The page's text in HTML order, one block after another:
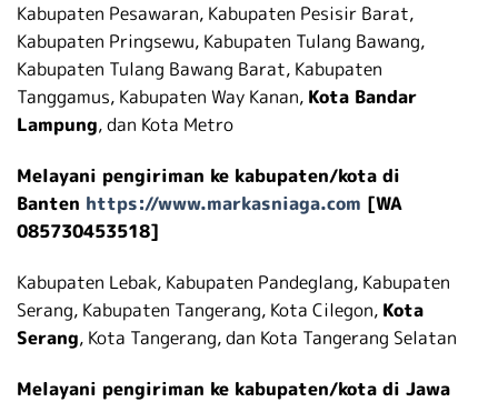
Kabupaten Pesawaran, Kabupaten Pesisir Barat,
Kabupaten Pringsewu, Kabupaten Tulang Bawang,
Kabupaten Tulang Bawang Barat, Kabupaten
Tanggamus, Kabupaten Way Kanan, Kota Bandar
Lampung, dan Kota Metro
Melayani pengiriman ke kabupaten/kota di
Banten https://www.markasniaga.com [WA
085730453518]
Kabupaten Lebak, Kabupaten Pandeglang, Kabupaten
Serang, Kabupaten Tangerang, Kota Cilegon, Kota
Serang, Kota Tangerang, dan Kota Tangerang Selatan
Melayani pengiriman ke kabupaten/kota di Jawa